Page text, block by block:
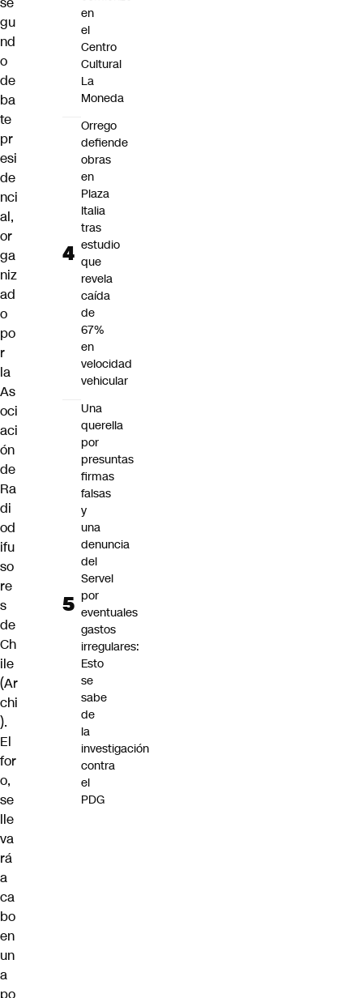
gu
nd
o
de
ba
te
pr
esi
de
nci
al,
or
ga
niz
ad
o
po
r
la
As
oci
aci
ón
de
Ra
di
od
ifu
so
re
s
de
Ch
ile
(Ar
chi
).
El
for
o,
se
lle
va
rá
a
ca
bo
en
un
a
po
en
el
Centro
Cultural
La
Moneda
Orrego
defiende
obras
en
Plaza
Italia
tras
estudio
que
revela
caída
de
67%
en
velocidad
vehicular
Una
querella
por
presuntas
firmas
falsas
y
una
denuncia
del
Servel
por
eventuales
gastos
irregulares:
Esto
se
sabe
de
la
investigación
contra
el
PDG